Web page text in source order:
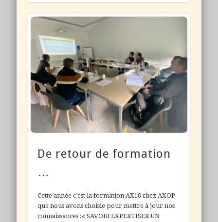
De retour de formation
…
Cette année c’est la formation AX10 chez AXOP
que nous avons choisie pour mettre à jour nos
connaissances :« SAVOIR EXPERTISER UN